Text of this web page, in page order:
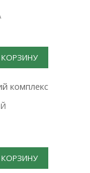
КОРЗИНУ
КОРЗИНУ